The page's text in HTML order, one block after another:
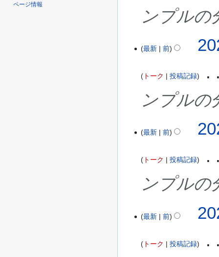
ンプルの
最新 前
トーク 投稿記録
ンプルの
最新 前
トーク 投稿記録
ンプルの
最新 前
トーク 投稿記録
ページ情報